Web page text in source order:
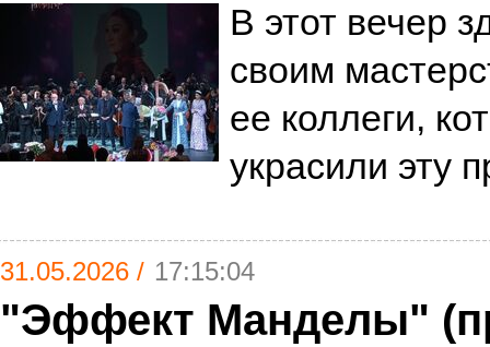
В этот вечер
своим
ее коллеги,
украсили эту
31.05.2026 / 17:15:04
"Эффект Манделы"